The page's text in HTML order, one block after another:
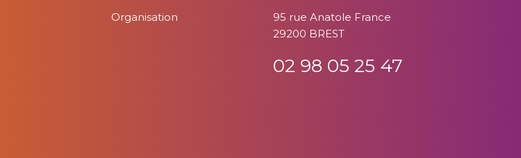
Guide pratique des personnes
dialysées
Guide pratique sur l'attribution de
Organisation
95 rue Anatole France
29200 BREST
02 98 05 25 47